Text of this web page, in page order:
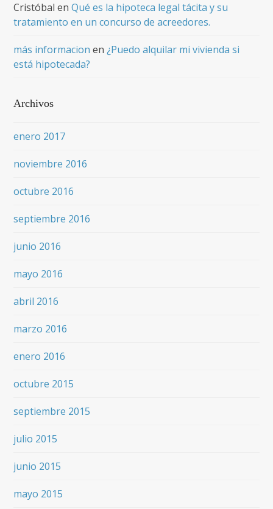
Cristóbal enQué es la hipoteca legal tácita y su
tratamiento en un concurso de acreedores.
más informacion en¿Puedo alquilar mi vivienda si
está hipotecada?
Archivos
enero 2017
noviembre 2016
octubre 2016
septiembre 2016
junio 2016
mayo 2016
abril 2016
marzo 2016
enero 2016
octubre 2015
septiembre 2015
julio 2015
junio 2015
mayo 2015